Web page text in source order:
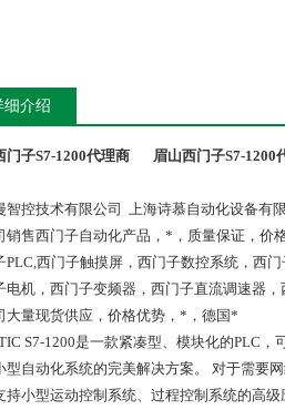
细介绍
门子S7-1200代理商 眉山西门子S7-1200
智控技术有限公司 上海诗慕自动化设备有
销售西门子自动化产品，*，质量保证，价
PLC,西门子触摸屏，西门子数控系统，西
电机，西门子变频器，西门子直流调速器
大量现货供应，价格优势，*，德国*
S7-1200是一款紧凑型、模块化的PLC
型自动化系统的完美解决方案。 对于需要
持小型运动控制系统、过程控制系统的高级